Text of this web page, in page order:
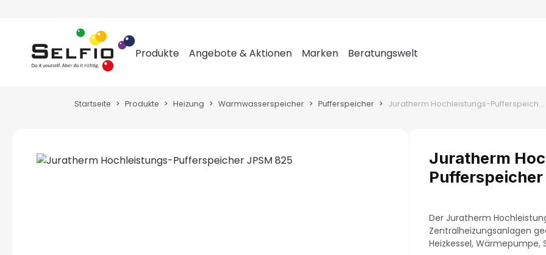
Produkte Angebote & Aktionen Marken Beratungswelt
Startseite Produkte Heizung Warmwasserspeicher Pufferspeicher Juratherm Hochleistungs-Pufferspeicher JPSM 825
Juratherm
Pufferspeicher
Der Juratherm
Zentralheizungsanlagen
Heizkessel,